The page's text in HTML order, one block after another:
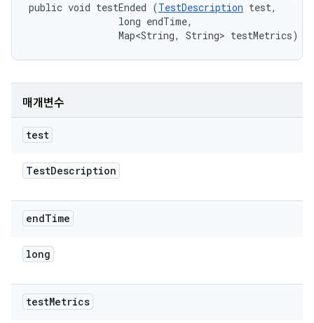
public void testEnded (TestDescription test,
                long endTime,
                Map<String, String> testMetrics)
매개변수
test
TestDescription
endTime
long
testMetrics